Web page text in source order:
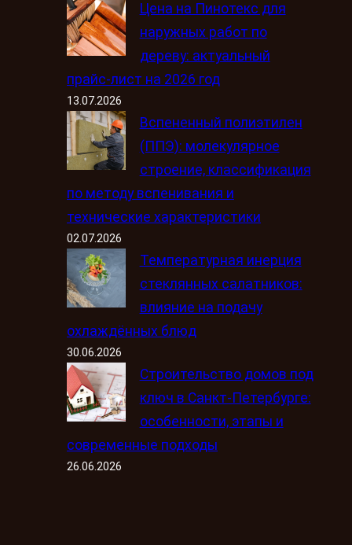
Цена на Пинотекс для
наружных работ по
дереву: актуальный
прайс-лист на 2026 год
13.07.2026
Вспененный полиэтилен
(ППЭ): молекулярное
строение, классификация
по методу вспенивания и
технические характеристики
02.07.2026
Температурная инерция
стеклянных салатников:
влияние на подачу
охлаждённых блюд
30.06.2026
Строительство домов под
ключ в Санкт-Петербурге:
особенности, этапы и
современные подходы
26.06.2026